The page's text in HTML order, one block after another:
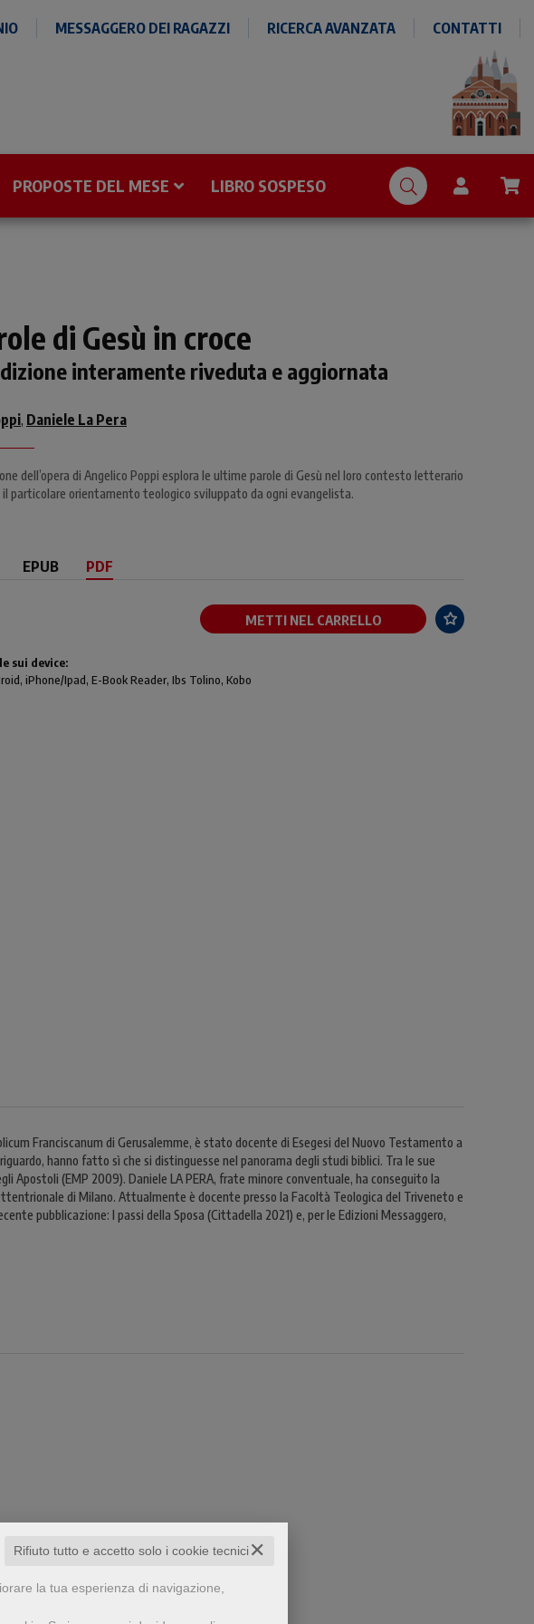
✕
Rifiuto tutto e accetto solo i cookie tecnici
la tua esperienza di navigazione,
MESSAGGERO DEI RAGAZZI RICERCA AVANZATA CONTATTI
PROPOSTE DEL MESE LIBRO SOSPESO
di Gesù in croce
interamente riveduta e aggiornata
, Daniele La Pera
dell’opera di Angelico Poppi esplora le ultime parole di Gesù nel loro contesto letterario
il particolare orientamento teologico sviluppato da ogni evangelista.
EPUB PDF
METTI NEL CARRELLO
sui device:
iPhone/Ipad, E-Book Reader, Ibs Tolino, Kobo
Franciscanum di Gerusalemme, è stato docente di Esegesi del Nuovo Testamento a
hanno fatto sì che si distinguesse nel panorama degli studi biblici. Tra le sue
Apostoli (EMP 2009). Daniele LA PERA, frate minore conventuale, ha conseguito la
di Milano. Attualmente è docente presso la Facoltà Teologica del Triveneto e
pubblicazione: I passi della Sposa (Cittadella 2021) e, per le Edizioni Messaggero,
visto anche...